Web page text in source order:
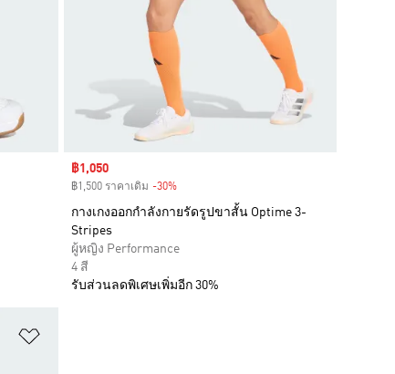
Sale price
฿1,050
฿1,500 ราคาเดิม -30%Discount
กางเกงออกกำลังกายรัดรูปขาสั้น Optime 3-
Stripes
ผู้หญิง Performance
4 สี
รับส่วนลดพิเศษเพิ่มอีก 30%